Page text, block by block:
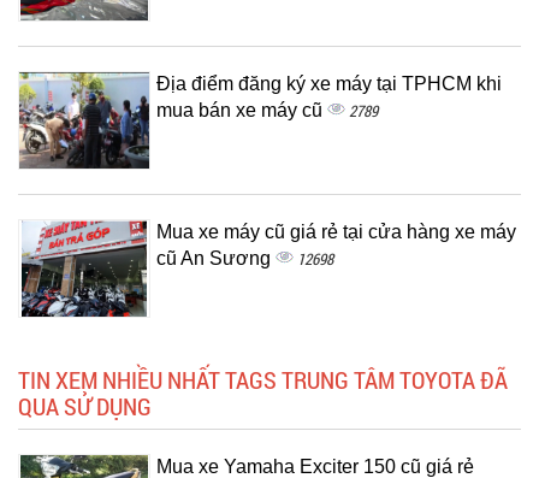
Địa điểm đăng ký xe máy tại TPHCM khi
mua bán xe máy cũ
2789
Mua xe máy cũ giá rẻ tại cửa hàng xe máy
cũ An Sương
12698
TIN XEM NHIỀU NHẤT TAGS TRUNG TÂM TOYOTA ĐÃ
QUA SỬ DỤNG
Mua xe Yamaha Exciter 150 cũ giá rẻ